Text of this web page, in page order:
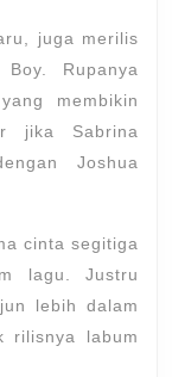
Liked
a
Boy
–
juga merilis
Rupanya
membikin
jika Sabrina
Joshua
cinta segitiga
lagu. Justru
lebih dalam
rilisnya labum